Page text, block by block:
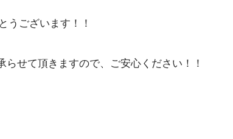
うございます！！
せて頂きますので、ご安心ください！！